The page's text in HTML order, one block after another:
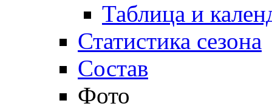
Таблица и
Статистика сезона
Состав
Фото